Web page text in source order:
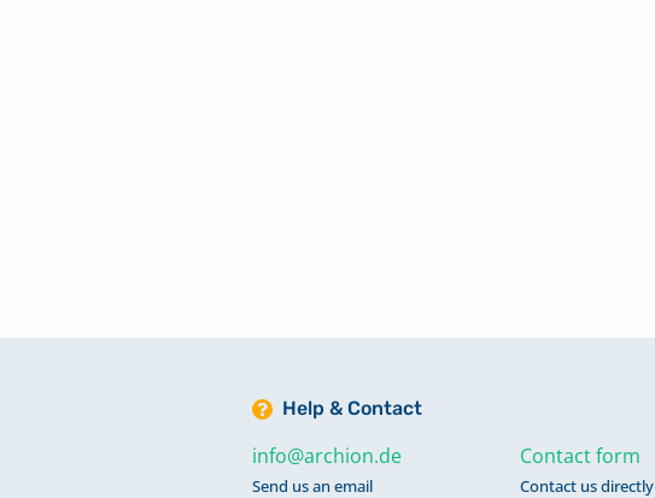
Trauungen 1692-1846
Help & Contact
info@archion.de
Send us an email
Contact form
Contact us directly